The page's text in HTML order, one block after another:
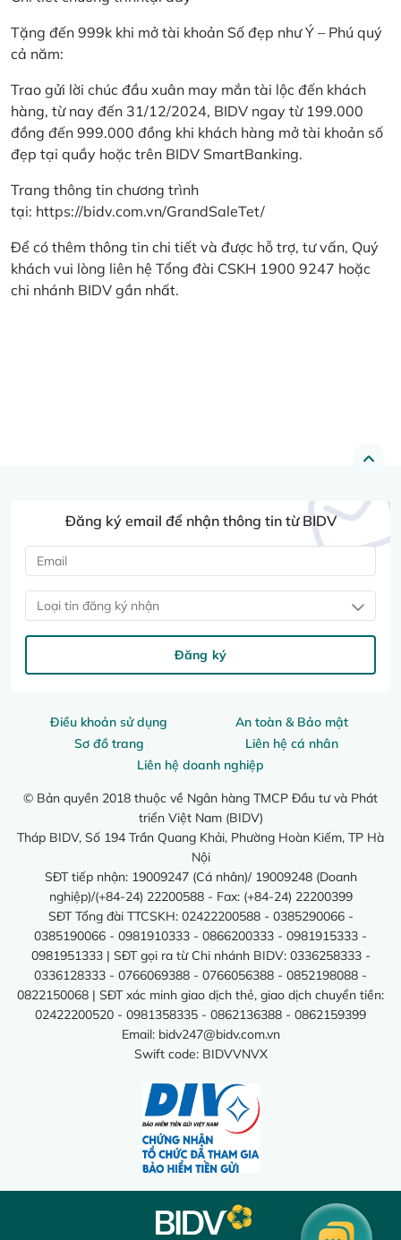
Tặng đến 999k khi mở tài khoản Số đẹp như Ý – Phú quý
cả năm:
Trao gửi lời chúc đầu xuân may mắn tài lộc đến khách
hàng, từ nay đến 31/12/2024, BIDV ngay từ 199.000
đồng đến 999.000 đồng khi khách hàng mở tài khoản số
đẹp tại quầy hoặc trên BIDV SmartBanking.
Trang thông tin chương trình
tại: https://bidv.com.vn/GrandSaleTet/
Để có thêm thông tin chi tiết và được hỗ trợ, tư vấn, Quý
khách vui lòng liên hệ Tổng đài CSKH 1900 9247 hoặc
chi nhánh BIDV gần nhất.
Điều khoản sử dụng
An toàn & Bảo mật
Sơ đồ trang
Liên hệ cá nhân
Liên hệ doanh nghiệp
© Bản quyền 2018 thuộc về Ngân hàng TMCP Đầu tư và Phát
triển Việt Nam (BIDV)
Tháp BIDV, Số 194 Trần Quang Khải, Phường Hoàn Kiếm, TP Hà
Nội
SĐT tiếp nhận: 19009247 (Cá nhân)/ 19009248 (Doanh
nghiệp)/(+84-24) 22200588 - Fax: (+84-24) 22200399
SĐT Tổng đài TTCSKH: 02422200588 - 0385290066 -
0385190066 - 0981910333 - 0866200333 - 0981915333 -
0981951333 | SĐT gọi ra từ Chi nhánh BIDV: 0336258333 -
0336128333 - 0766069388 - 0766056388 - 0852198088 -
0822150068 | SĐT xác minh giao dịch thẻ, giao dịch chuyển tiền:
02422200520 - 0981358335 - 0862136388 - 0862159399
Email: bidv247@bidv.com.vn
Swift code: BIDVVNVX
Đăng ký email để nhận thông tin từ BIDV
Loại tin đăng ký nhận
Đăng ký